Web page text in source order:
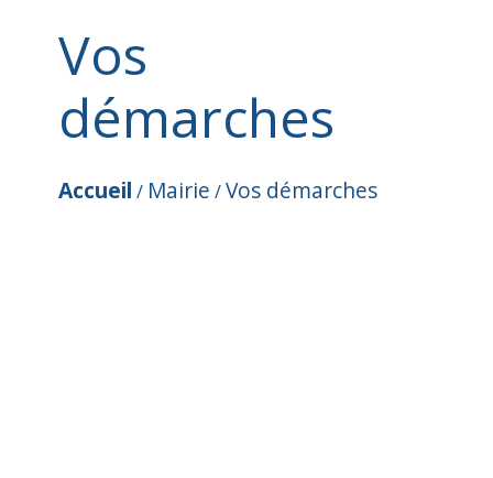
Vos
démarches
Accueil / Mairie /Vos démarches